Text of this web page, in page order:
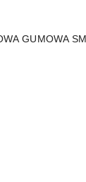
GUMOWA